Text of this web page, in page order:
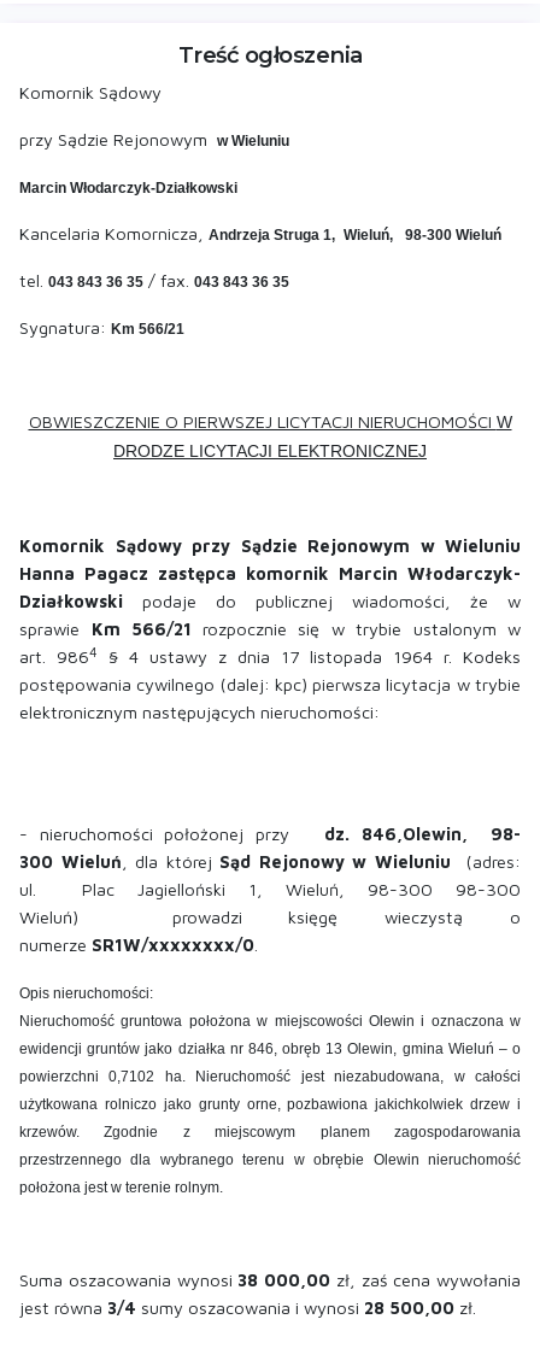
Treść ogłoszenia
Komornik Sądowy
przy Sądzie Rejonowym w Wieluniu
Marcin Włodarczyk-Działkowski
Kancelaria Komornicza, Andrzeja Struga 1, Wieluń, 98-300 Wieluń
tel. 043 843 36 35 / fax. 043 843 36 35
Sygnatura: Km 566/21
OBWIESZCZENIE O PIERWSZEJ LICYTACJI NIERUCHOMOŚCI W
DRODZE LICYTACJI ELEKTRONICZNEJ
Komornik Sądowy przy Sądzie Rejonowym w Wieluniu
Hanna Pagacz zastępca komornik Marcin Włodarczyk-
Działkowski podaje do publicznej wiadomości, że w
sprawie Km 566/21 rozpocznie się w trybie ustalonym w
art. 9864 § 4 ustawy z dnia 17 listopada 1964 r. Kodeks
postępowania cywilnego (dalej: kpc)pierwsza licytacja w trybie
elektronicznym następujących nieruchomości:
- nieruchomości położonej przy
dz. 846,Olewin, 98-
300 Wieluń , dla której Sąd Rejonowy w Wieluniu
(adres:
ul.
Plac Jagielloński 1, Wieluń, 98-300 98-300
Wieluń)
prowadzi księgę wieczystą o
numerze SR1W/xxxxxxxx/0
Opis nieruchomości:
Nieruchomość gruntowa położona w miejscowości Olewin i oznaczona w
ewidencji gruntów jako działka nr 846, obręb 13 Olewin, gmina Wieluń – o
powierzchni 0,7102 ha. Nieruchomość jest niezabudowana, w całości
użytkowana rolniczo jako grunty orne, pozbawiona jakichkolwiek drzew i
krzewów. Zgodnie z miejscowym planem zagospodarowania
przestrzennego dla wybranego terenu w obrębie Olewin nieruchomość
położona jest w terenie rolnym.
Suma oszacowania wynosi 38 000,00 zł, zaś cena wywołania
jest równa 3/4 sumy oszacowania i wynosi 28 500,00 zł.